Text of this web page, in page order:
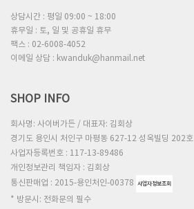
상담시간 : 평일 09:00 ~ 18:00
휴무일 : 토, 일 및 공휴일 휴무
팩스 : 02-6008-4052
이메일 상담 : kwanduk@hanmail.net
SHOP INFO
회사명: 사이버가든 / 대표자: 김회상
경기도 용인시 처인구 마평동 627-12 성옥빌딩 202호
사업자등록번호 : 117-13-89486
개인정보관리 책임자 : 김회상
통신판매업 : 2015-용인처인-00378
사업자정보조회
* 방문시: 전화문의 필수